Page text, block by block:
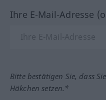
Ihre E-Mail-Adresse
Bitte bestätigen Sie, dass
Häkchen setzen.*